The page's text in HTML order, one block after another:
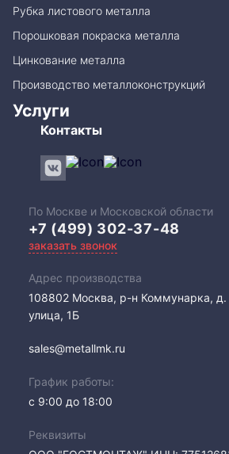
Рубка листового металла
Порошковая покраска металла
Цинкование металла
Производство металлоконструкций
Услуги
Контакты
По Москве и Московской области
+7 (499) 302-37-48
заказать звонок
Адрес производства
108802​ Москва, р-н Коммунарка, д.
улица, 1Б
sales@metallmk.ru
График работы:
с 9:00 до 18:00
Реквизиты